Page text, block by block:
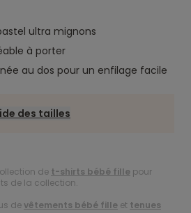
ultra mignons
à porter
au dos pour un enfilage facile
des tailles
de t-shirts bébé fille pour
de la collection.
devêtements bébé fille et tenues